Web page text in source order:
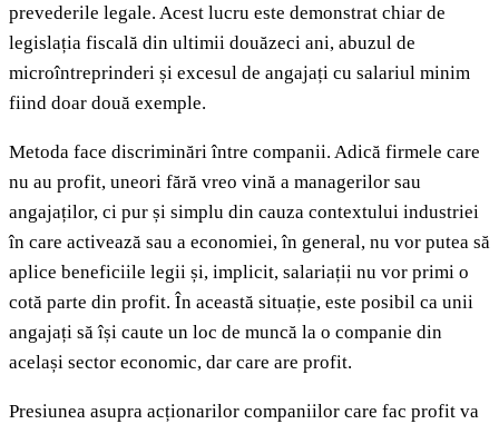
prevederile legale. Acest lucru este demonstrat chiar de
legislația fiscală din ultimii douăzeci ani, abuzul de
microîntreprinderi și excesul de angajați cu salariul minim
fiind doar două exemple.
Metoda face discriminări între companii. Adică firmele care
nu au profit, uneori fără vreo vină a managerilor sau
angajaților, ci pur și simplu din cauza contextului industriei
în care activează sau a economiei, în general, nu vor putea să
aplice beneficiile legii și, implicit, salariații nu vor primi o
cotă parte din profit. În această situație, este posibil ca unii
angajați să își caute un loc de muncă la o companie din
același sector economic, dar care are profit.
Presiunea asupra acționarilor companiilor care fac profit va